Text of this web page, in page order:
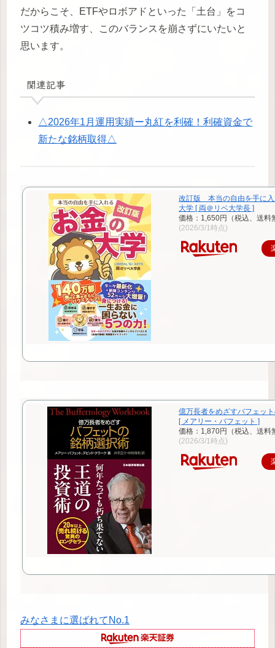
だからこそ、ETFやロボアドといった「土台」をコ
ツコツ積み増す、このバランスを崩さずにいたいと
思います。
関連記事
△2026年1月運用実績ー丸紅を利確！利確資金で
新たな銘柄取得△
改訂版 本当の自由を手に
大学 [ 両＠リベ大学長 ]
価格：1,650円（税込、送料
(2026/3/1時点)
億万長者をめざすバフェッ
[ メアリー・バフェット ]
価格：1,870円（税込、送料
(2026/3/1時点)
みなさまに選ばれてNo.1